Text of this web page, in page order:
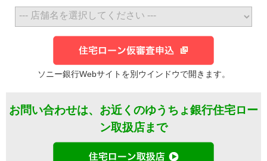
ソニー銀行Webサイトを別ウインドウで開きます。
お問い合わせは、お近くのゆうちょ銀行住宅ロー
ン取扱店まで